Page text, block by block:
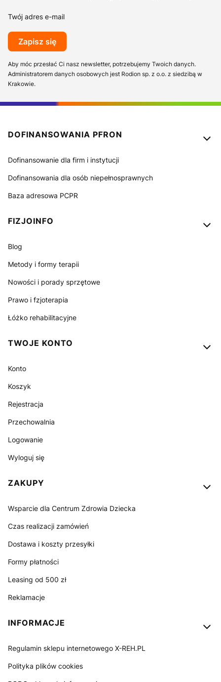
Twój adres e-mail
Zapisz się
Aby móc przesłać Ci nasz newsletter, potrzebujemy Twoich danych.
Administratorem danych osobowych jest Rodion sp. z o.o. z siedzibą w
Krakowie.
Linki w stopce
DOFINANSOWANIA PFRON
Dofinansowanie dla firm i instytucji
Dofinansowania dla osób niepełnosprawnych
Baza adresowa PCPR
FIZJOINFO
Blog
Metody i formy terapii
Nowości i porady sprzętowe
Prawo i fzjoterapia
Łóżko rehabilitacyjne
TWOJE KONTO
Konto
Koszyk
Rejestracja
Przechowalnia
Logowanie
Wyloguj się
ZAKUPY
Wsparcie dla Centrum Zdrowia Dziecka
Czas realizacji zamówień
Dostawa i koszty przesyłki
Formy płatności
Leasing od 500 zł
Reklamacje
INFORMACJE
Regulamin sklepu internetowego X-REH.PL
Polityka plików cookies